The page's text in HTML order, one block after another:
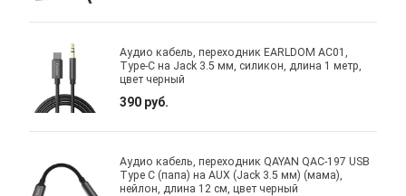
Аудио кабель, переходник EARLDOM AC01,
Type-C на Jack 3.5 мм, силикон, длина 1 метр,
цвет черный
390 руб.
Аудио кабель, переходник QAYAN QAC-197 USB
Type C (папа) на AUX (Jack 3.5 мм) (мама),
нейлон, длина 12 см, цвет черный